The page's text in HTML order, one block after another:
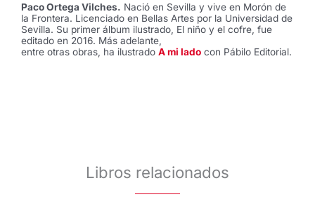
Paco Ortega Vilches. Nació en Sevilla y vive en Morón de
la Frontera. Licenciado en Bellas Artes por la Universidad de
Sevilla. Su primer álbum ilustrado, El niño y el cofre, fue
editado en 2016. Más adelante,
entre otras obras, ha ilustrado A mi lado con Pábilo Editorial.
Libros relacionados